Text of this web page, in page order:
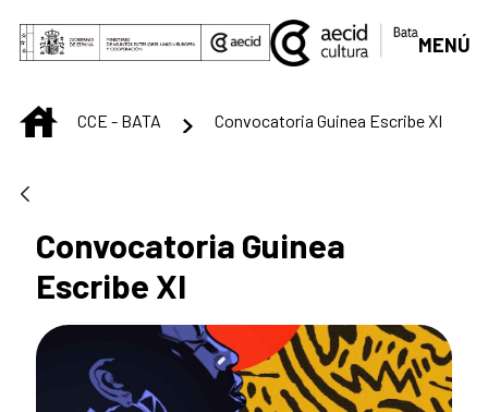
Saltar al contenido principal
MENÚ
INICIOCCE - BATA Convocatoria Guinea Escribe XI
Convocatoria Guinea
Escribe XI